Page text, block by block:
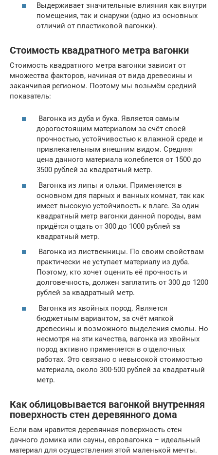
Выдерживает значительные влияния как внутри
помещения, так и снаружи (одно из основных
отличий от пластиковой вагонки).
Стоимость квадратного метра вагонки
Стоимость квадратного метра вагонки зависит от
множества факторов, начиная от вида древесины и
заканчивая регионом. Поэтому мы возьмём средний
показатель:
Вагонка из дуба и бука. Является самым
дорогостоящим материалом за счёт своей
прочностью, устойчивостью к влажной среде и
привлекательным внешним видом. Средняя
цена данного материала колеблется от 1500 до
3500 рублей за квадратный метр.
Вагонка из липы и ольхи. Применяется в
основном для парных и ванных комнат, так как
имеет высокую устойчивость к влаге. За один
квадратный метр вагонки данной породы, вам
придётся отдать от 300 до 1000 рублей за
квадратный метр.
Вагонка из лиственницы. По своим свойствам
практически не уступает материалу из дуба.
Поэтому, кто хочет оценить её прочность и
долговечность, должен заплатить от 300 до 1200
рублей за квадратный метр.
Вагонка из хвойных пород. Является
бюджетным вариантом, за счёт мягкой
древесины и возможного выделения смолы. Но
несмотря на эти качества, вагонка из хвойных
пород активно применяется в отделочных
работах. Это связано с невысокой стоимостью
материала, около 300-500 рублей за квадратный
метр.
Как облицовывается вагонкой внутренняя
поверхность стен деревянного дома
Если вам нравится деревянная поверхность стен
дачного домика или сауны, евровагонка – идеальный
материал для осуществления этой маленькой мечты.